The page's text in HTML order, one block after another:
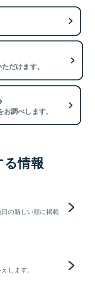
だけます。
調べします。
情報
の新しい順に掲載
します。